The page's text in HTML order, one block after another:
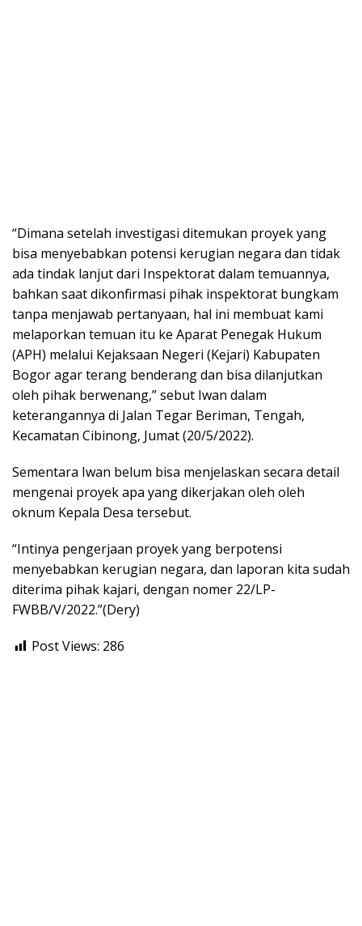
“Dimana setelah investigasi ditemukan proyek yang
bisa menyebabkan potensi kerugian negara dan tidak
ada tindak lanjut dari Inspektorat dalam temuannya,
bahkan saat dikonfirmasi pihak inspektorat bungkam
tanpa menjawab pertanyaan, hal ini membuat kami
melaporkan temuan itu ke Aparat Penegak Hukum
(APH) melalui Kejaksaan Negeri (Kejari) Kabupaten
Bogor agar terang benderang dan bisa dilanjutkan
oleh pihak berwenang,” sebut Iwan dalam
keterangannya di Jalan Tegar Beriman, Tengah,
Kecamatan Cibinong, Jumat (20/5/2022).
Sementara Iwan belum bisa menjelaskan secara detail
mengenai proyek apa yang dikerjakan oleh oleh
oknum Kepala Desa tersebut.
“Intinya pengerjaan proyek yang berpotensi
menyebabkan kerugian negara, dan laporan kita sudah
diterima pihak kajari, dengan nomer 22/LP-
FWBB/V/2022.”(Dery)
Post Views: 286